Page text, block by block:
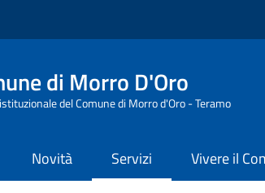
di Morro D'Oro
del Comune di Morro d'Oro - Teramo
Novità Servizi Vivere il